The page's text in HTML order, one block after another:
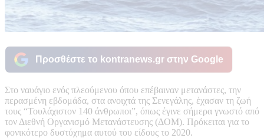
Προσθέστε το kontranews.gr στην Google
Στο ναυάγιο ενός πλεούμενου όπου επέβαιναν μετανάστες, την
περασμένη εβδομάδα, στα ανοιχτά της Σενεγάλης, έχασαν τη ζωή
τους “Τουλάχιστον 140 άνθρωποι”, όπως έγινε σήμερα γνωστό από
τον Διεθνή Οργανισμό Μετανάστευσης (ΔΟΜ). Πρόκειται για το
φονικότερο δυστύχημα αυτού του είδους το 2020.